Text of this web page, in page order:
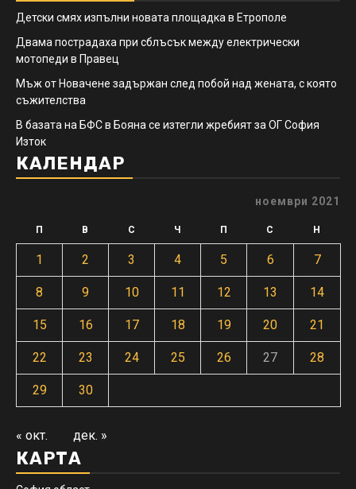
Детски смях изпълни новата площадка в Етрополе
Двама пострадаха при сблъсък между електрически
мотопеди в Правец
Мъж от Новачене задържан след побой над жената, с която
съжителства
В базата на БФС в Бояна се изтегли жребият за ОГ София
Изток
КАЛЕНДАР
ноември 2021
П В С Ч П С Н
1 2 3 4 5 6 7
8 9 10 11 12 13 14
15 16 17 18 19 20 21
22 23 24 25 26 27 28
29 30
« окт. дек. »
КАРТА